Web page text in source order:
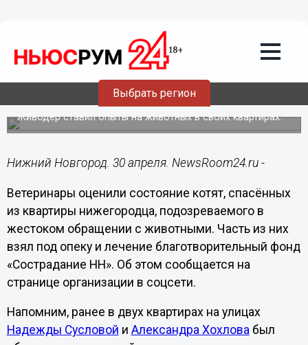
Выбрать регион
Ветеринары оценили состояние
выживших котят из квартиры
нижегородца в шинели
Живодер ставил опыты на животных в своих квартирах.
Нижний Новгород. 30 апреля. NewsRoom24.ru -
Ветеринары оценили состояние котят, спасённых
из квартиры нижегородца, подозреваемого в
жестоком обращении с животными. Часть из них
взял под опеку и лечение благотворительный фонд
«Сострадание НН». Об этом сообщается на
странице организации в соцсети.
Напомним, ранее в двух квартирах на улицах
Надежды Сусловой и Александра Хохловабыл